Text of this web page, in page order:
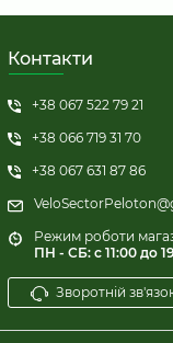
Контакти
+38 067 522 79 21
+38 066 719 31 70
+38 067 631 87 86
Режим роботи
ПН - СБ: с 11:00 до
Зворотній